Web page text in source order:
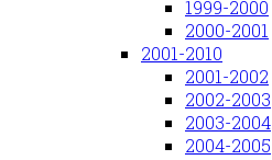
1999-2000
2000-2001
2001-2010
2001-2002
2002-2003
2003-2004
2004-2005